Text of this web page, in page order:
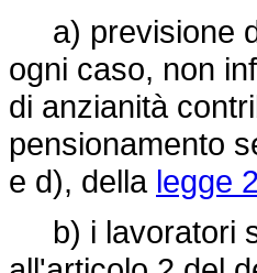
a) previsione
ogni caso, non
di anzianità
pensionamento
e d), della legge
b) i lavoratori